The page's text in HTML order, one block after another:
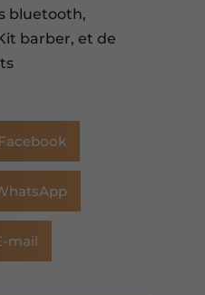
bluetooth,
barber, et de
mail